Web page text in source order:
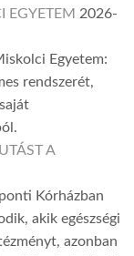
EGYETEM 2026-
Egyetem:
rendszerét,
A
Kórházban
akik egészségi
azonban